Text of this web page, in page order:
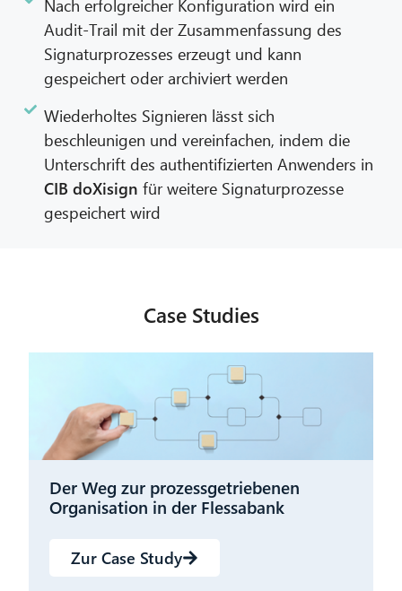
Nach erfolgreicher Konfiguration wird ein
Audit-Trail mit der Zusammenfassung des
Signaturprozesses erzeugt und kann
gespeichert oder archiviert werden
Wiederholtes Signieren lässt sich
beschleunigen und vereinfachen, indem die
Unterschrift des authentifizierten Anwenders in
CIB doXisign für weitere Signaturprozesse
gespeichert wird
Case Studies
Der Weg zur prozessgetriebenen
Organisation in der Flessabank
Zur Case Study